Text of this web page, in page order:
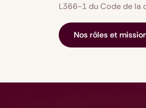
L366-1 du Code de la
Nos rôles et